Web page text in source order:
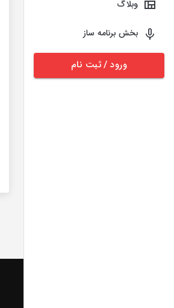
وبلاگ
بخش برنامه ساز
ورود / ثبت نام